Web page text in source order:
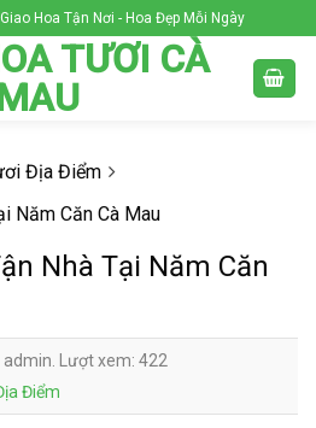
Hoa Tận Nơi - Hoa Đẹp Mỗi Ngày
TƯƠI CÀ
Địa Điểm
Năm Căn Cà Mau
Nhà Tại Năm Căn
Lượt xem: 422
Điểm